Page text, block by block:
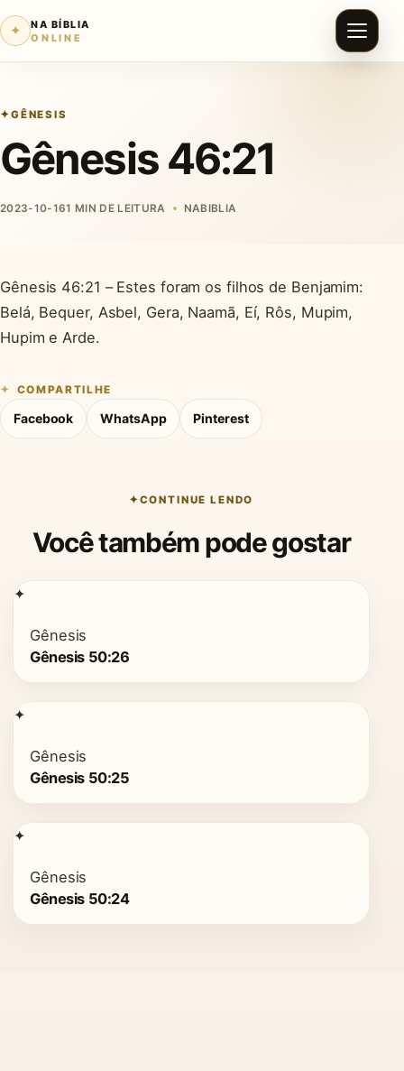
✦
NA BÍBLIA
ONLINE
GÊNESIS
Gênesis 46:21
2023-10-161 MIN DE LEITURA NABIBLIA
Gênesis 46:21 – Estes foram os filhos de Benjamim:
Belá, Bequer, Asbel, Gera, Naamã, Eí, Rôs, Mupim,
Hupim e Arde.
COMPARTILHE
Facebook WhatsApp Pinterest
CONTINUE LENDO
Você também pode gostar
✦
Gênesis
Gênesis 50:26
✦
Gênesis
Gênesis 50:25
✦
Gênesis
Gênesis 50:24